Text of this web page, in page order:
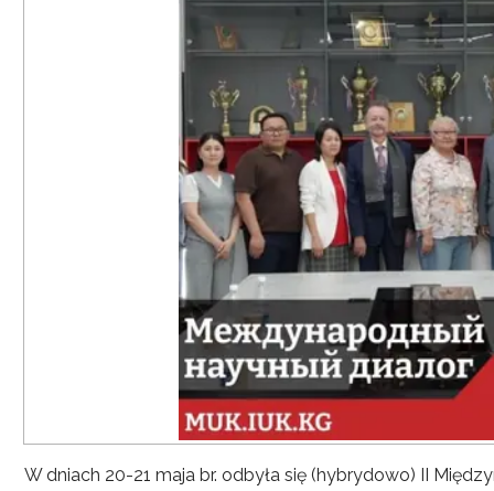
W dniach 20-21 maja br. odbyła się (hybrydowo) II